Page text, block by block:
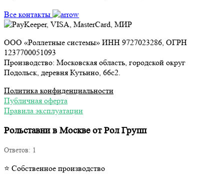
Все контакты
ООО «Роллетные системы» ИНН 9727023286, ОГРН
1237700051093
Производство: Московская область, городской округ
Подольск, деревня Кутьино, 66с2.
Политика конфиденциальности
Публичная оферта
Правила эксплуатации
Рольставни в Москве от Рол Групп
Ответов: 1
⭐ Собственное производство